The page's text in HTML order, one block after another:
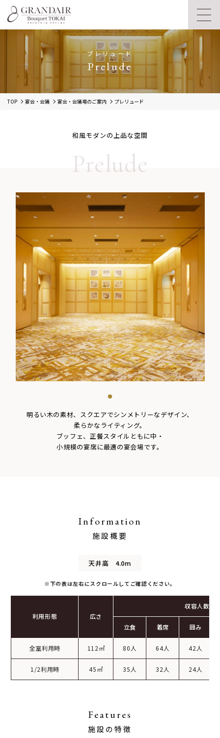
プレリュード
Prelude
TOP 宴会・会議 宴会・会議場のご案内 プレリュード
和風モダンの上品な空間
Prelude
明るい木の素材、スクエアでシンメトリーなデザイン、
柔らかなライティング。
ブッフェ、正餐スタイルともに中・
小規模の宴席に最適の宴会場です。
Information
施設概要
天井高 4.0m
※下の表は左右にスクロールしてご確認ください。
利用形態 広さ
収容人数
立食 着席 囲み
全室利用時 112㎡ 80人 64人 42人
1/2利用時 45㎡ 35人 32人 24人
Features
施設の特徴